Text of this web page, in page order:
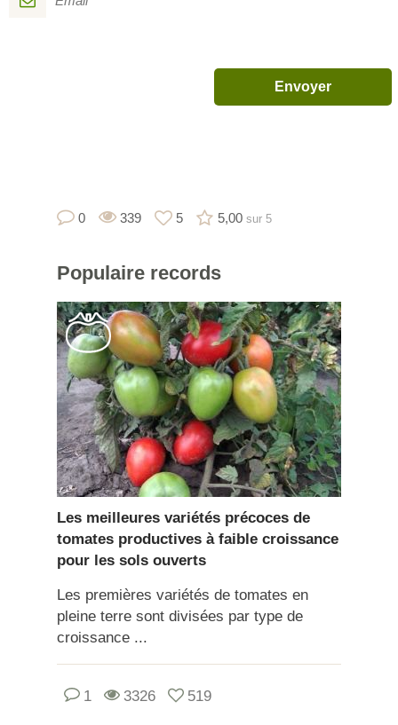
0 339 5 5,00 sur 5
Populairerecords
Les meilleures variétés précoces de
tomates productives à faible croissance
pour les sols ouverts
Les premières variétés de tomates en
pleine terre sont divisées par type de
croissance ...
1 3326 519